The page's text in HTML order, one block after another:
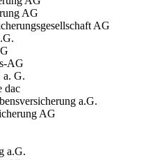
AG
AG
AG
a. G.
dac
a.G.
AG
a.G.